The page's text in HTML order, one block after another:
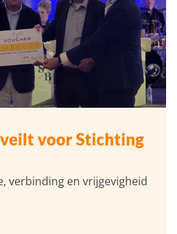
voor Stichting
verbinding en vrijgevigheid